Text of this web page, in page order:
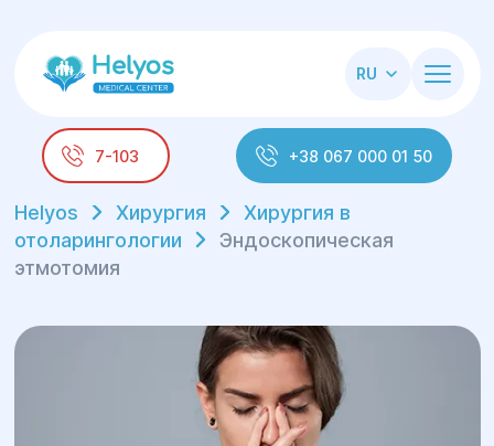
RU
7-103 +38 067 000 01 50
Helyos Хирургия
Хирургия в
отоларингологии
Эндоскопическая
этмотомия